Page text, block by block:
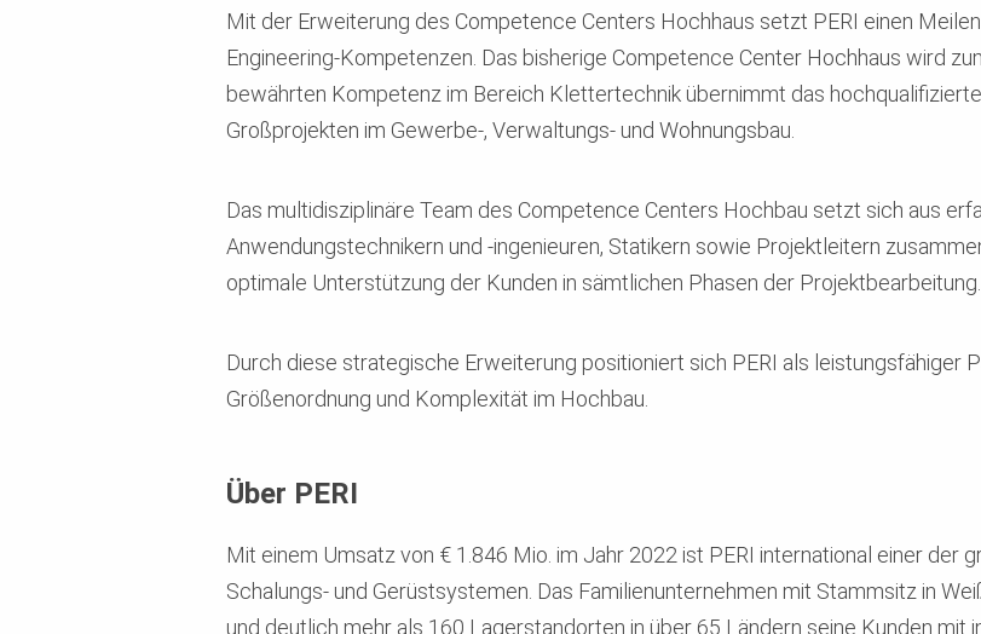
Mit der Erweiterung des Competence Centers Hochhaus setzt PERI einen
Engineering-Kompetenzen. Das bisherige Competence Center Hochhaus wird
bewährten Kompetenz im Bereich Klettertechnik übernimmt das
Großprojekten im Gewerbe-, Verwaltungs- und Wohnungsbau.
Das multidisziplinäre Team des Competence Centers Hochbau setzt sich aus
Anwendungstechnikern und -ingenieuren, Statikern sowie Projektleitern
optimale Unterstützung der Kunden in sämtlichen Phasen der Projektbearbeitung.
Durch diese strategische Erweiterung positioniert sich PERI als leistungsfähiger
Größenordnung und Komplexität im Hochbau.
Über PERI
Mit einem Umsatz von € 1.846 Mio. im Jahr 2022 ist PERI international einer der
Schalungs- und Gerüstsystemen. Das Familienunternehmen mit Stammsitz in
und deutlich mehr als 160 Lagerstandorten in über 65 Ländern seine Kunden mit